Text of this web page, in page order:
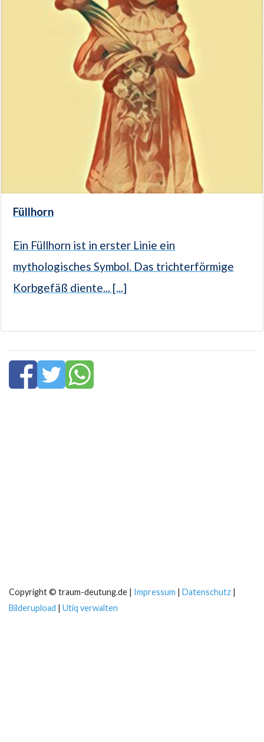
Füllhorn
Ein Füllhorn ist in erster Linie ein
mythologisches Symbol. Das trichterförmige
Korbgefäß diente... [...]
Copyright © traum-deutung.de | Impressum | Datenschutz |
Bilderupload | Utiq verwalten